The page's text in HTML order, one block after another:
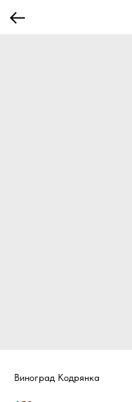
Виноград Кодрянка